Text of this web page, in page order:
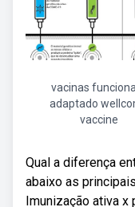
vacinas
adaptado
vaccine
Qual a diferença
abaixo as
Imunização ativa x